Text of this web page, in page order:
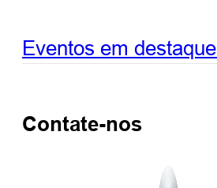
Eventos em destaque
Contate-nos